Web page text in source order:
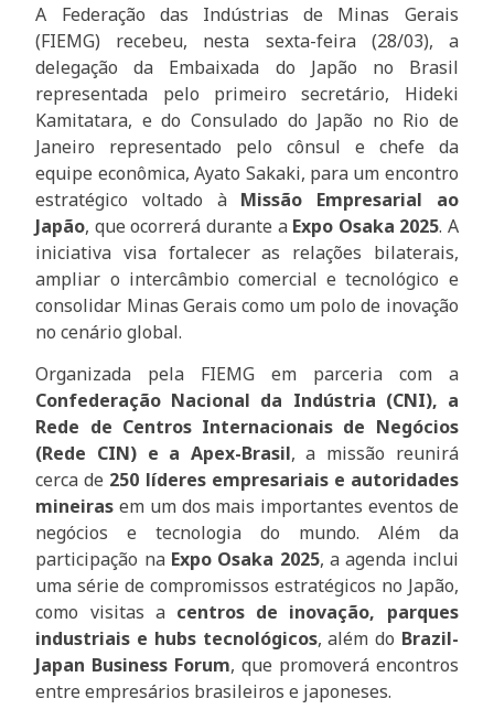
A Federação das Indústrias de Minas Gerais
(FIEMG) recebeu, nesta sexta-feira (28/03), a
delegação da Embaixada do Japão no Brasil
representada pelo primeiro secretário, Hideki
Kamitatara, e do Consulado do Japão no Rio de
Janeiro representado pelo cônsul e chefe da
equipe econômica, Ayato Sakaki, para um encontro
estratégico voltado à Missão Empresarial ao
Japão, que ocorrerá durante a Expo Osaka 2025. A
iniciativa visa fortalecer as relações bilaterais,
ampliar o intercâmbio comercial e tecnológico e
consolidar Minas Gerais como um polo de inovação
no cenário global.
Organizada pela FIEMG em parceria com a
Confederação Nacional da Indústria (CNI), a
Rede de Centros Internacionais de Negócios
(Rede CIN) e a Apex-Brasil, a missão reunirá
cerca de 250 líderes empresariais e autoridades
mineiras em um dos mais importantes eventos de
negócios e tecnologia do mundo. Além da
participação na Expo Osaka 2025, a agenda inclui
uma série de compromissos estratégicos no Japão,
como visitas a centros de inovação, parques
industriais e hubs tecnológicos, além do Brazil-
Japan Business Forum, que promoverá encontros
entre empresários brasileiros e japoneses.